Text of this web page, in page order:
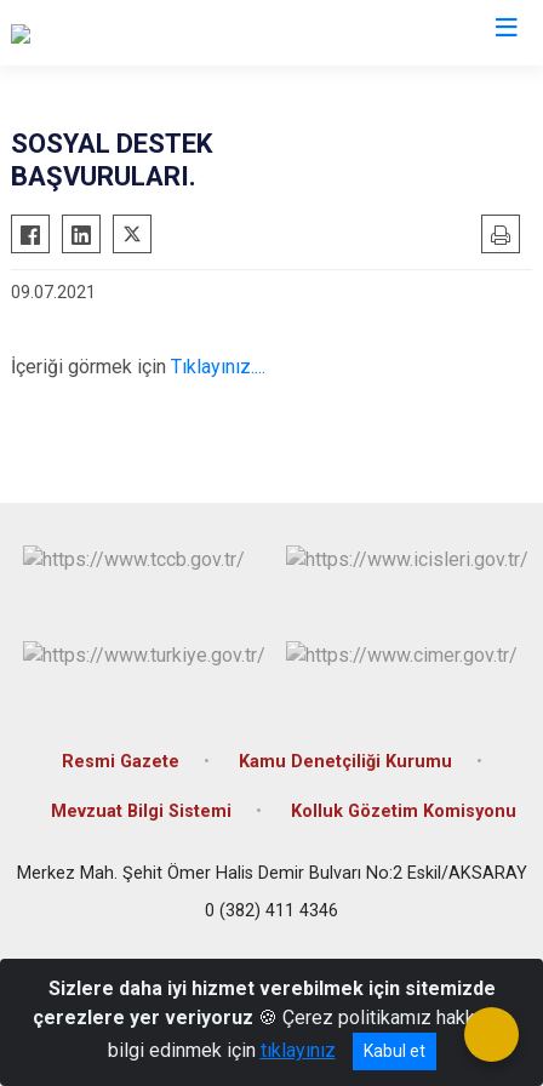
Ağaçören
Eskil
Güzelyurt
Sarıyahşi
SOSYAL DESTEK
BAŞVURULARI.
09.07.2021
İçeriği görmek için Tıklayınız....
Resmi Gazete Kamu Denetçiliği Kurumu
Mevzuat Bilgi Sistemi Kolluk Gözetim Komisyonu
Merkez Mah. Şehit Ömer Halis Demir Bulvarı No:2 Eskil/AKSARAY
0 (382) 411 4346
Sizlere daha iyi hizmet verebilmek için sitemizde
çerezlere yer veriyoruz 🍪 Çerez politikamız hakkında
bilgi edinmek için tıklayınız Kabul et